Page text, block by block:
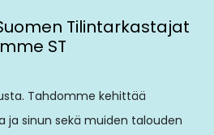
Tilintarkastajat
ST
Tahdomme kehittää
ja sinun sekä muiden talouden